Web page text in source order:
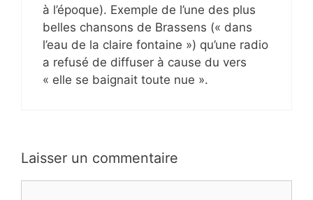
à l’époque). Exemple de l’une des plus
belles chansons de Brassens (« dans
l’eau de la claire fontaine ») qu’une radio
a refusé de diffuser à cause du vers
« elle se baignait toute nue ».
Laisser un commentaire